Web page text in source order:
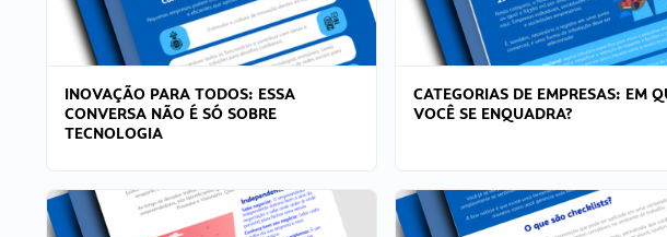
INOVAÇÃO PARA TODOS: ESSA
CONVERSA NÃO É SÓ SOBRE
TECNOLOGIA
CATEGORIAS DE EMPRESAS: EM
VOCÊ SE ENQUADRA?